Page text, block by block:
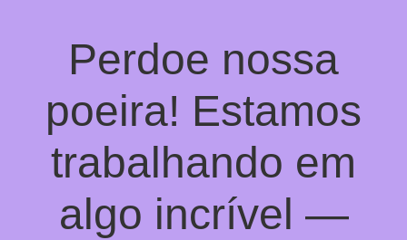
Perdoe nossa
poeira! Estamos
trabalhando em
algo incrível —